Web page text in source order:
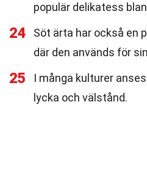
populär delikatess
24
Söt ärta har också en
där den används för
25
I många kulturer
lycka och välstånd.